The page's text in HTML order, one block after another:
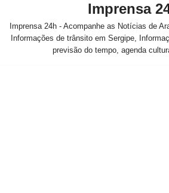
Imprensa
Imprensa 24h - Acompanhe as Notícias de
Informações de trânsito em Sergipe,
previsão do tempo, agenda